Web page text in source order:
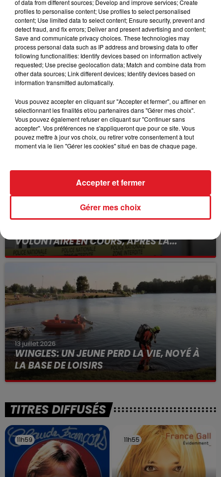
C4 : 11 - 8 - 12 - 4 - 9
C5 : 8 - 2 - 1 - 12 - 7
C6 : 8 - 9 - 10 - 11 - 7
C7 : 12 - 5 - 9 - 7 - 10
C8 : 12 - 11 - 10 - 5 - 6
FILS D'ACTUS
15 juillet 2026
VOLONTAIRE EN COURS, APRÈS LA...
Selon les premiers éléments, le logement servait
13 juillet 2026
WINGLES: UN JEUNE PERD LA VIE, NOYÉ À
LA BASE DE LOISIRS
La victime a coulé à pic
TITRES DIFFUSÉS
11h59
11h59 11h55
11h55
of data from different sources; Develop and improve services; Create
profiles to personalise content; Use profiles to select personalised
content; Use limited data to select content; Ensure security, prevent and
detect fraud, and fix errors; Deliver and present advertising and content;
Save and communicate privacy choices. These technologies may
process personal data such as IP address and browsing data to offer
following functionalities: Identify devices based on information actively
requested; Use precise geolocation data; Match and combine data from
other data sources; Link different devices; Identify devices based on
information transmitted automatically.
Vous pouvez accepter en cliquant sur "Accepter et fermer", ou affiner en
sélectionnant les finalités et/ou partenaires dans "Gérer mes choix".
Vous pouvez également refuser en cliquant sur "Continuer sans
accepter". Vos préférences ne s'appliqueront que pour ce site. Vous
pouvez mettre à jour vos choix, ou retirer votre consentement à tout
moment via le lien "Gérer les cookies" situé en bas de chaque page.
Gérer mes choix
Accepter et fermer